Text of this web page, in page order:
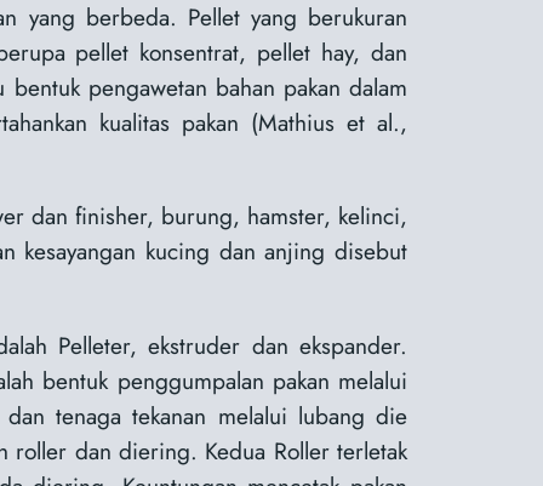
yang berbeda. Pellet yang berukuran
pellet konsentrat, pellet hay, dan
pengawetan bahan pakan dalam
kualitas pakan (Mathius et al.,
dan finisher, burung, hamster, kelinci,
kesayangan kucing dan anjing disebut
Pelleter, ekstruder dan ekspander.
bentuk penggumpalan pakan melalui
tenaga tekanan melalui lubang die
roller dan diering. Kedua Roller terletak